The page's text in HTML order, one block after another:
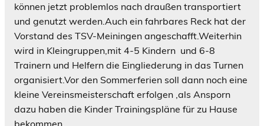
können jetzt problemlos nach draußen transportiert
und genutzt werden.Auch ein fahrbares Reck hat der
Vorstand des TSV-Meiningen angeschafft.Weiterhin
wird in Kleingruppen,mit 4-5 Kindern und 6-8
Trainern und Helfern die Eingliederung in das Turnen
organisiert.Vor den Sommerferien soll dann noch eine
kleine Vereinsmeisterschaft erfolgen ,als Ansporn
dazu haben die Kinder Trainingspläne für zu Hause